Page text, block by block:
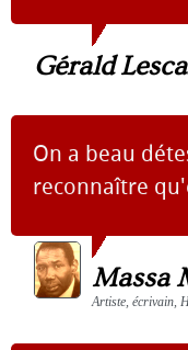
Gérald
On a beau
reconnaître
Massa
Artiste, écrivain,